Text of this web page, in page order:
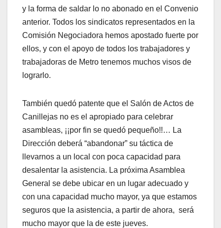
y la forma de saldar lo no abonado en el Convenio
anterior. Todos los sindicatos representados en la
Comisión Negociadora hemos apostado fuerte por
ellos, y con el apoyo de todos los trabajadores y
trabajadoras de Metro tenemos muchos visos de
lograrlo.
También quedó patente que el Salón de Actos de
Canillejas no es el apropiado para celebrar
asambleas, ¡¡por fin se quedó pequeño!!… La
Dirección deberá “abandonar” su táctica de
llevarnos a un local con poca capacidad para
desalentar la asistencia. La próxima Asamblea
General se debe ubicar en un lugar adecuado y
con una capacidad mucho mayor, ya que estamos
seguros que la asistencia, a partir de ahora, será
mucho mayor que la de este jueves.